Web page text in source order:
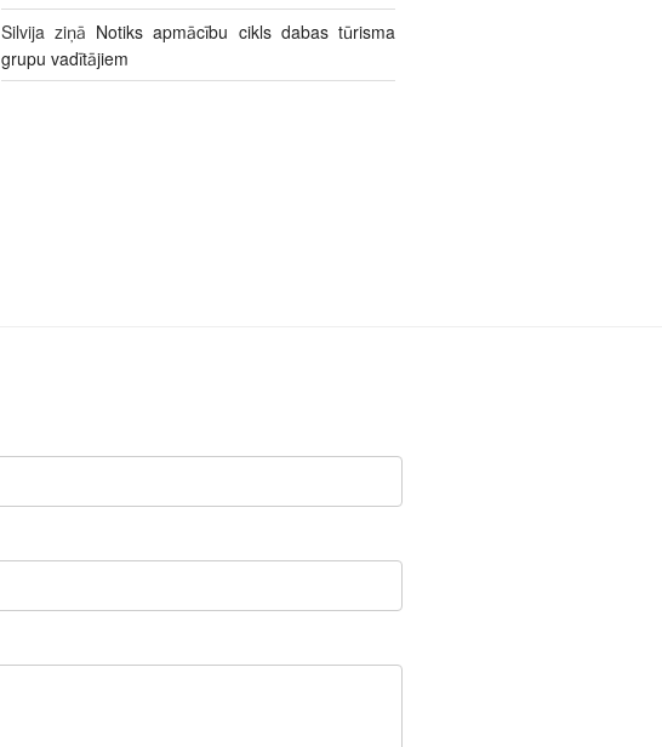
Silvijaziņā Notiks apmācību cikls dabas tūrisma
grupu vadītājiem